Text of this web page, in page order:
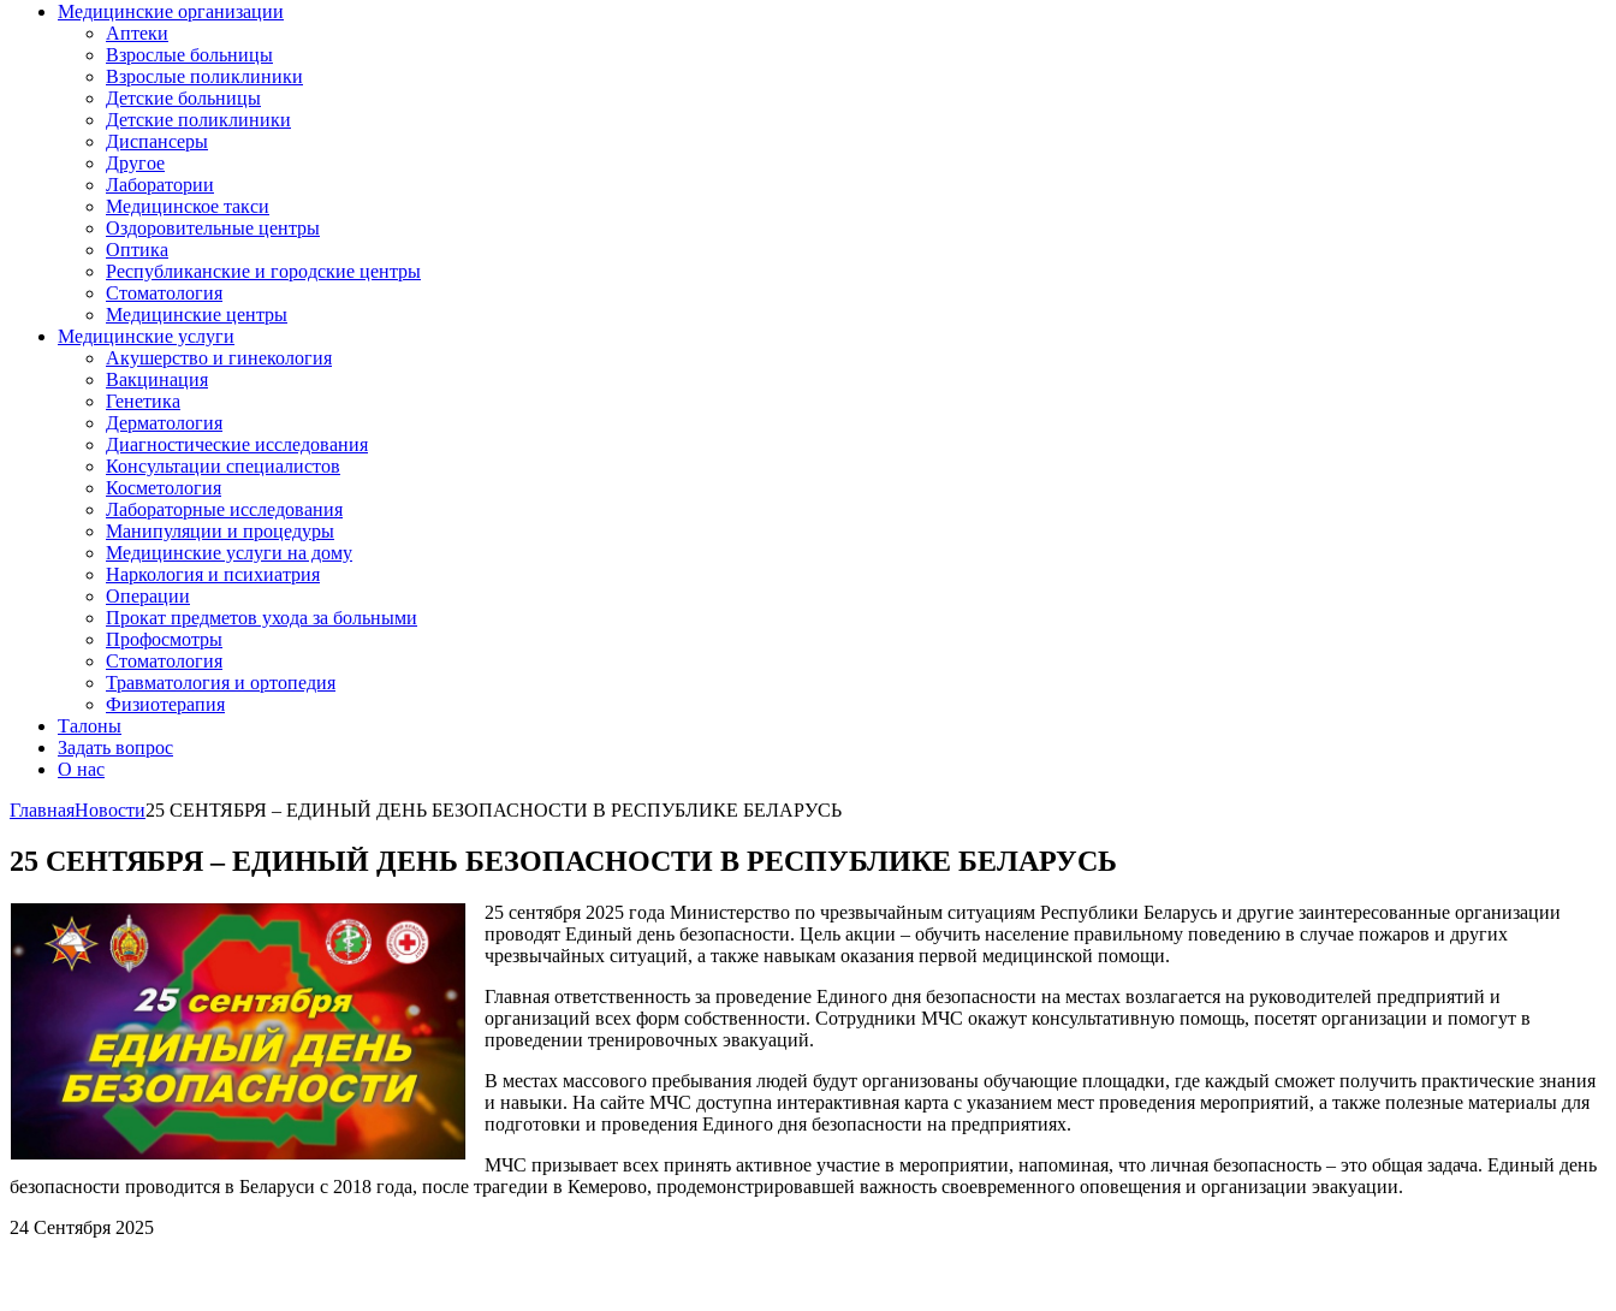
Медицинские организации
Аптеки
Взрослые больницы
Взрослые поликлиники
Детские больницы
Детские поликлиники
Диспансеры
Другое
Лаборатории
Медицинское такси
Оздоровительные центры
Оптика
Республиканские и городские центры
Стоматология
Медицинские центры
Медицинские услуги
Акушерство и гинекология
Вакцинация
Генетика
Дерматология
Диагностические исследования
Консультации специалистов
Косметология
Лабораторные исследования
Манипуляции и процедуры
Медицинские услуги на дому
Наркология и психиатрия
Операции
Прокат предметов ухода за больными
Профосмотры
Стоматология
Травматология и ортопедия
Физиотерапия
Талоны
Задать вопрос
О нас
ГлавнаяНовости25 СЕНТЯБРЯ – ЕДИНЫЙ ДЕНЬ БЕЗОПАСНОСТИ В РЕСПУБЛИКЕ БЕЛАРУСЬ
25 СЕНТЯБРЯ – ЕДИНЫЙ ДЕНЬ БЕЗОПАСНОСТИ В РЕСПУБЛИКЕ БЕЛАРУСЬ
25 сентября 2025 года Министерство по чрезвычайным ситуациям Республики Беларусь и другие заинтересованные организации
проводят Единый день безопасности. Цель акции – обучить население правильному поведению в случае пожаров и других
чрезвычайных ситуаций, а также навыкам оказания первой медицинской помощи.
Главная ответственность за проведение Единого дня безопасности на местах возлагается на руководителей предприятий и
организаций всех форм собственности. Сотрудники МЧС окажут консультативную помощь, посетят организации и помогут в
проведении тренировочных эвакуаций.
В местах массового пребывания людей будут организованы обучающие площадки, где каждый сможет получить практические знания
и навыки. На сайте МЧС доступна интерактивная карта с указанием мест проведения мероприятий, а также полезные материалы для
подготовки и проведения Единого дня безопасности на предприятиях.
МЧС призывает всех принять активное участие в мероприятии, напоминая, что личная безопасность – это общая задача. Единый день
безопасности проводится в Беларуси с 2018 года, после трагедии в Кемерово, продемонстрировавшей важность своевременного оповещения и организации эвакуации.
24 Сентября 2025